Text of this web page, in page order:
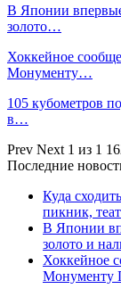
В Японии впервые
золото…
Хоккейное
Монументу…
105 кубометров
в…
Prev Next 1 из 1
Последние
Куда
пикник,
В Японии
золото и
Хоккейное
Монументу